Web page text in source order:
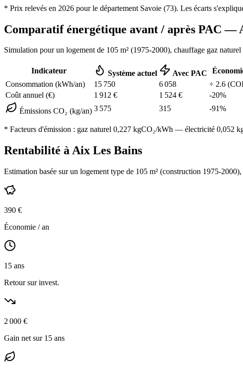
* Prix relevés en 2026 pour le département Savoie (73). Les écarts
Comparatif énergétique avant / après PAC —
Simulation pour un logement de 105 m² (1975-2000), chauffage gaz naturel
Indicateur Système actuel Avec PAC
Consommation (kWh/an)
15 750 6 058 ÷ 2.6
Coût annuel (€)
1 912 € 1 524 € -20%
Émissions CO₂ (kg/an) 3 575 315 -91%
* Facteurs d'émission : gaz naturel 0,227 kgCO₂/kWh — électricité 0,052
Rentabilité àAix Les Bains
Estimation basée sur un logement type de 105 m² (construction 1975-2000),
390 €
Économie / an
15 ans
Retour sur invest.
2 000 €
Gain net sur 15 ans